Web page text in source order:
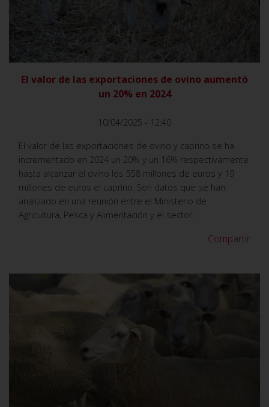
El valor de las exportaciones de ovino aumentó
un 20% en 2024
10/04/2025 - 12:40
El valor de las exportaciones de ovino y caprino se ha
incrementado en 2024 un 20% y un 16% respectivamente
hasta alcanzar el ovino los 558 millones de euros y 19
millones de euros el caprino. Son datos que se han
analizado en una reunión entre el Ministerio de
Agricultura, Pesca y Alimentación y el sector.
Compartir